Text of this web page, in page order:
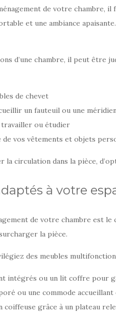
de votre chambre,
et une ambiance
d’une chambre, il peut être
de chevet
un fauteuil ou une
travailler ou étudier
de vos vêtements et objets
circulation dans la pièce,
à votre
de votre chambre est le
la pièce.
des meubles
intégrés ou un lit coffre pour
ou une commode
grâce à un plateau